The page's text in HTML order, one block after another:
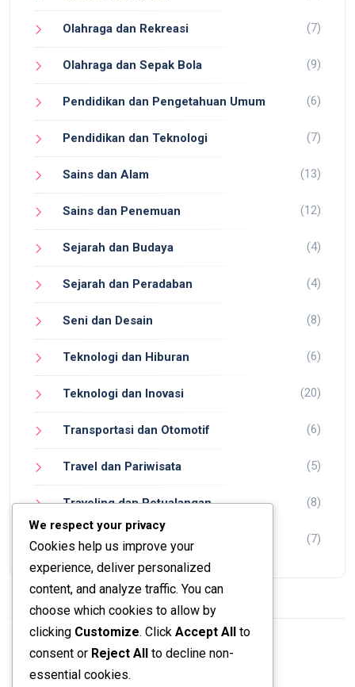
Olahraga dan Rekreasi (7)
Olahraga dan Sepak Bola (9)
Pendidikan dan Pengetahuan Umum (6)
Pendidikan dan Teknologi (7)
Sains dan Alam (13)
Sains dan Penemuan (12)
Sejarah dan Budaya (4)
Sejarah dan Peradaban (4)
Seni dan Desain (8)
Teknologi dan Hiburan (6)
Teknologi dan Inovasi (20)
Transportasi dan Otomotif (6)
Travel dan Pariwisata (5)
Traveling dan Petualangan (8)
Wisata dan Petualangan (7)
© 2024 Jadi Tahu.
We respect your privacy
Cookies help us improve your
experience, deliver personalized
content, and analyze traffic. You can
choose which cookies to allow by
clicking Customize. Click Accept All
to
consent or Reject All
to decline non-
essential cookies.